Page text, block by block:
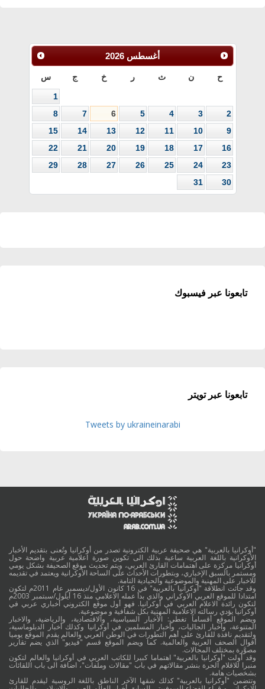
أغسطس 2026
ح ن ث ر خ ج س
1
2
3
4
5
6
7
8
9
10
11
12
13
14
15
16
17
18
19
20
21
22
23
24
25
26
27
28
29
30
31
تابعونا عبر فيسبوك
تابعونا عبر تويتر
Tweets by ukraineinarabi
"أوكرانيا بالعربية" هي صحيفة عربية الكترونية تصدر من أوكرانيا وتُعنى بتقديم الأخبار
الأوكرانية باللغة العربية ساعية بذلك الى تكوين صورة اعلامية عربية واضحة حول
أوكرانيا مركزة على اهتمامات القارئ العربي، ويتم تحديث موقع الصحيفة بشكل يومي
ومستمر بالسبق الإخباري، وبتطورات الأحداث على الساحة الأوكرانية ويعتمد في تقديمه
للاخبار على المهنية والموضوعية والحيادية التامة.
وقد جائت انطلاقة "أوكرانيا بالعربية" في 16 كانون الأول/ديسمبر عام 2011م لتكون
امتدادا للموقع العربي الاوكراني والذي بدأ عمله الاعلامي منذ 16 أيلول/سبتمبر 2003م
لتكون رائدة الاعلام العربي في أوكرانيا. فهو أول موقع الكتروني أخباري عربي في
أوكرانيا يؤدي رسالته الاعلامية المهنية بكل شفافية و موضوعية.
ويضم الموقع أقساماً تغطي: الأخبار السياسية، والاقتصادية، والرياضية، والاخبار
المتنوعة، وأخبار الجاليات، وأخبار المسلمين في أوكرانيا وكذلك أخبار الدبلوماسية،
ولتقديم نافذة للقارئ على أهم التطورات في الوطن العربي والعالم يقدم الموقع يوميا
أقوال الصحف العربية والعالمية. كما ويضم الموقع قسم "فيديو" الذي يضم تقارير
مصوَّرة بمختلف المجالات.
وقد أولت "أوكرانيا بالعربية" اهتماما كبيرا للكاتب العربي في أوكرانيا والعالم لتكون
منبرا للاقلام الحرة بنشر مقالاتهم في باب "مقالات وملفات"، اضافة الى باب اللقائات
بشخصيات هامة.
وتتضمن "أوكرانيا بالعربية" كذلك شقها الآخر الناطق باللغة الروسية ليقدم للقارئ